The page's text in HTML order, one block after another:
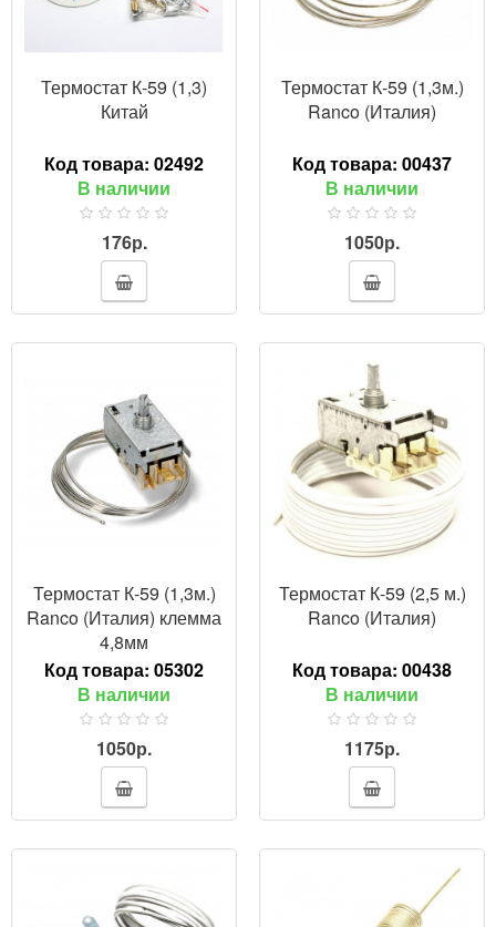
Термостат К-59 (1,3)
Китай
Код товара: 02492
В наличии
176р.
Термостат К-59 (1,3м.)
Ranco (Италия)
Код товара: 00437
В наличии
1050р.
ПРОСМОТР
Термостат К-59 (1,3м.)
Ranco (Италия) клемма
4,8мм
Код товара: 05302
В наличии
1050р.
Термостат К-59 (2,5 м.)
Ranco (Италия)
Код товара: 00438
В наличии
1175р.